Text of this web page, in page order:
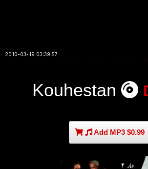
2010-03-19 03:39:57
Kouhestan
Add MP3 $0.99